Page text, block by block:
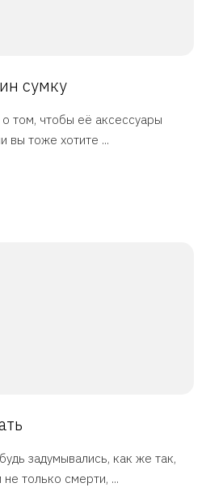
сумку
том, чтобы её аксессуары
вы тоже хотите ...
задумывались, как же так,
только смерти, ...